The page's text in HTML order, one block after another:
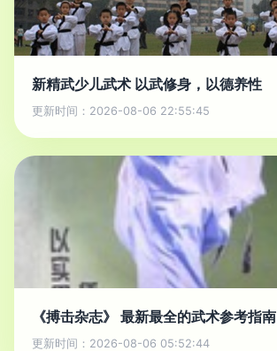
新精武少儿武术 以武修身，以德养性
更新时间：2026-08-06 22:55:45
《搏击杂志》 最新最全的武术参考指南
更新时间：2026-08-06 05:52:44